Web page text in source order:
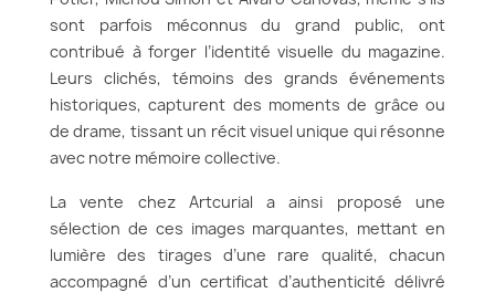
sont parfois méconnus du grand public, ont
contribué à forger l’identité visuelle du magazine.
Leurs clichés, témoins des grands événements
historiques, capturent des moments de grâce ou
de drame, tissant un récit visuel unique qui résonne
avec notre mémoire collective.
La vente chez Artcurial a ainsi proposé une
sélection de ces images marquantes, mettant en
lumière des tirages d’une rare qualité, chacun
accompagné d’un certificat d’authenticité délivré